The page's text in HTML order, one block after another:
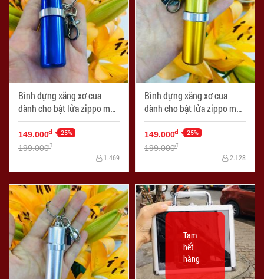
Bình đựng xăng xơ cua
dành cho bật lửa zippo màu
xanh
149.000đ -25%
199.000đ
1.469
Bình đựng xăng xơ cua
dành cho bật lửa zippo màu
vàng
149.000đ -25%
199.000đ
2.128
Tạm
hết
hàng